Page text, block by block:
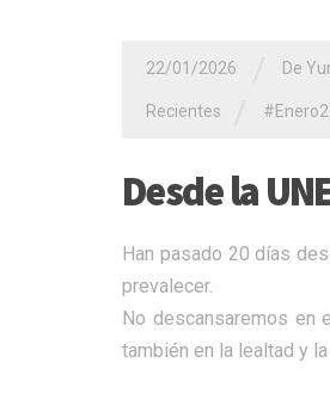
22/01/2026 De
Recientes
Desde la
Han pasado 20 días
prevalecer.
​No descansaremos en
también en la lealtad y